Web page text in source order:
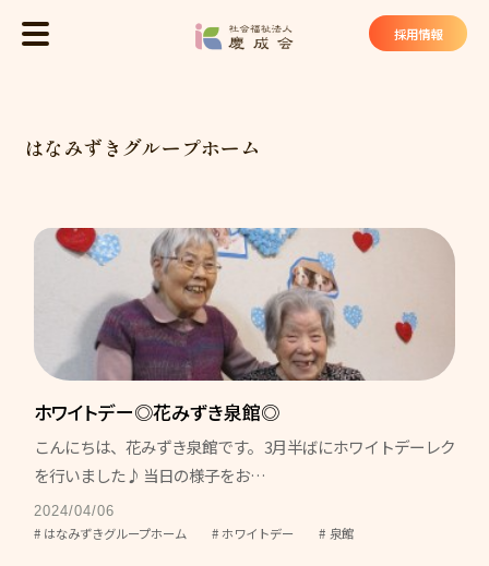
社会福祉
採用情報
慶成会について
法人概要
私たちが大切にしていること
慶成会の取り組み
サービス・施設
ケアハウス ヴィラ東山苑
グループホーム 花みずき
はなみずきグループホーム
ホワイトデー◎花みずき泉館◎
こんにちは、花みずき泉館です。 3月半ばにホワイトデーレク
を行いました♪ 当日の様子をお…
2024/04/06
はなみずきグループホーム ホワイトデー 泉館